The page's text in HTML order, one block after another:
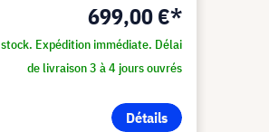
699,00 €*
stock. Expédition immédiate. Délai
de livraison 3 à 4 jours ouvrés
Détails